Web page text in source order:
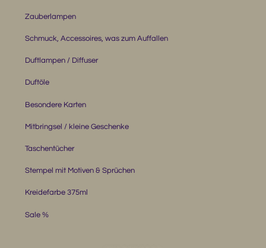
Zauberlampen
Schmuck, Accessoires, was zum Auffallen
Duftlampen / Diffuser
Duftöle
Besondere Karten
Mitbringsel / kleine Geschenke
Taschentücher
Stempel mit Motiven & Sprüchen
Kreidefarbe 375ml
Sale %